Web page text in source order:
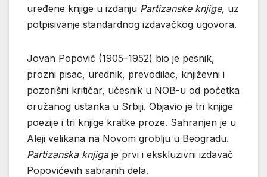
uređene knjige u izdanju Partizanske knjige, uz
potpisivanje standardnog izdavačkog ugovora.
Jovan Popović (1905–1952) bio je pesnik,
prozni pisac, urednik, prevodilac, književni i
pozorišni kritičar, učesnik u NOB-u od početka
oružanog ustanka u Srbiji. Objavio je tri knjige
poezije i tri knjige kratke proze. Sahranjen je u
Aleji velikana na Novom groblju u Beogradu.
Partizanska knjiga je prvi i ekskluzivni izdavač
Popovićevih sabranih dela.